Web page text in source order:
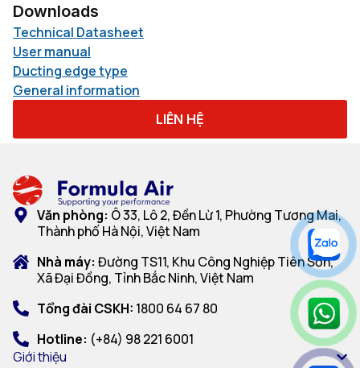
Downloads
Technical Datasheet
User manual
Ducting edge type
General information
LIÊN HỆ
Văn phòng: Ô 33, Lô 2, Đền Lừ 1, Phường Tương Mai,
Thành phố Hà Nội, Việt Nam
Nhà máy: Đường TS11, Khu Công Nghiệp Tiên Sơn,
Xã Đại Đồng, Tỉnh Bắc Ninh, Việt Nam
Tổng đài CSKH: 1800 64 67 80
Hotline: (+84) 98 221 6001
Giới thiệu